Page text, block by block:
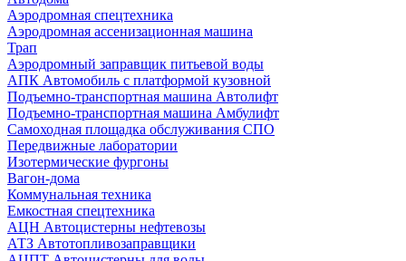
Аэродромная спецтехника
Аэродромная ассенизационная машина
Трап
Аэродромный заправщик питьевой воды
АПК Автомобиль с платформой кузовной
Подъемно-транспортная машина Автолифт
Подъемно-транспортная машина Амбулифт
Самоходная площадка обслуживания СПО
Передвижные лаборатории
Изотермические фургоны
Вагон-дома
Коммунальная техника
Емкостная спецтехника
АЦН Автоцистерны нефтевозы
АТЗ Автотопливозаправщики